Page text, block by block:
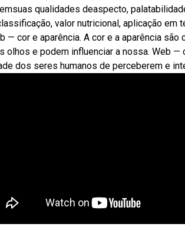
qualidades deaspecto,
valor nutricional, aplicação
— cor e aparência. A cor e a aparência
olhos e podem influenciar a nossa. Web
dos seres humanos de perceberem e